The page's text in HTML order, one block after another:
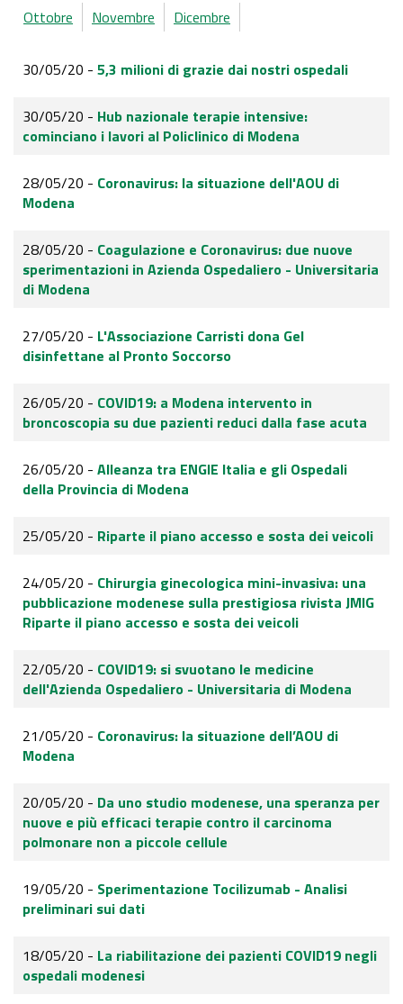
Ottobre
Novembre Dicembre
30/05/20 - 5,3 milioni di grazie dai nostri ospedali
30/05/20 - Hub nazionale terapie intensive:
cominciano i lavori al Policlinico di Modena
28/05/20 - Coronavirus: la situazione dell'AOU di
Modena
28/05/20 - Coagulazione e Coronavirus: due nuove
sperimentazioni in Azienda Ospedaliero - Universitaria
di Modena
27/05/20 - L'Associazione Carristi dona Gel
disinfettane al Pronto Soccorso
26/05/20 - COVID19: a Modena intervento in
broncoscopia su due pazienti reduci dalla fase acuta
26/05/20 - Alleanza tra ENGIE Italia e gli Ospedali
della Provincia di Modena
25/05/20 - Riparte il piano accesso e sosta dei veicoli
24/05/20 - Chirurgia ginecologica mini-invasiva: una
pubblicazione modenese sulla prestigiosa rivista JMIG
Riparte il piano accesso e sosta dei veicoli
22/05/20 - COVID19: si svuotano le medicine
dell'Azienda Ospedaliero - Universitaria di Modena
21/05/20 - Coronavirus: la situazione dell’AOU di
Modena
20/05/20 - Da uno studio modenese, una speranza per
nuove e più efficaci terapie contro il carcinoma
polmonare non a piccole cellule
19/05/20 - Sperimentazione Tocilizumab - Analisi
preliminari sui dati
18/05/20 - La riabilitazione dei pazienti COVID19 negli
ospedali modenesi